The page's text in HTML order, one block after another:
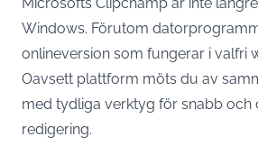
Windows. Förutom
onlineversion som fungerar i valfri
Oavsett plattform möts du av
med tydliga verktyg för snabb och
redigering.